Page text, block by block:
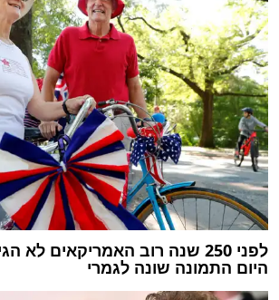
היום התמונה שונה לגמרי